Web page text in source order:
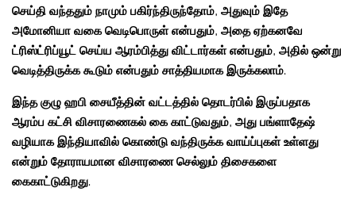
செய்தி வந்ததும் நாமும் பகிர்ந்திருந்தோம், அதுவும் இதே
அமோனியா வகை வெடிபொருள் என்பதும், அதை ஏற்கனவே
ட்ரிஸ்ட்ரிப்யூட் செய்ய ஆரம்பித்து விட்டார்கள் என்பதும், அதில் ஒன்று
வெடித்திருக்க கூடும் என்பதும் சாத்தியமாக இருக்கலாம்.
இந்த குழு ஹபி சையீத்தின் வட்டத்தில் தொடர்பில் இருப்பதாக
ஆரம்ப கட்சி விசாரணைகல் கை காட்டுவதும், அது பங்ளாதேஷ்
வழியாக இந்தியாவில் கொண்டு வந்திருக்க வாய்ப்புகள் உள்ளது
என்றும் தோராயமான விசாரணை செல்லும் திசைகளை
கைகாட்டுகிறது.